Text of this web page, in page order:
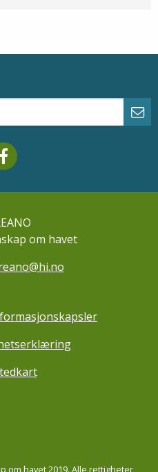
Mareano facebook
om havet
om havet 2019. Alle rettigheter